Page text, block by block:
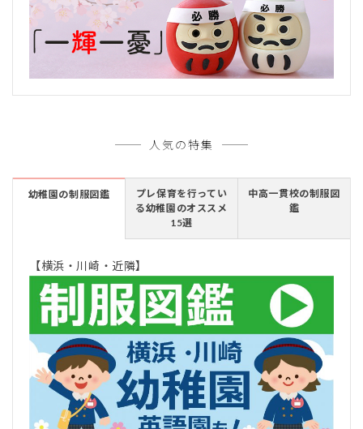
人気の特集
幼稚園の制服図鑑
プレ保育を行ってい
る幼稚園のオススメ
15選
中高一貫校の制服図
鑑
【横浜・川崎・近隣】